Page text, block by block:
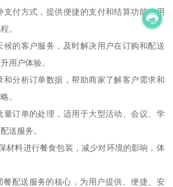
支付方式，提供便捷的支付和结算功能，用
。
候的客户服务，及时解决用户在订购和配送
用户体验。
和分析订单数据，帮助商家了解客户需求和
。
量订单的处理，适用于大型活动、会议、学
送服务。
材料进行餐食包装，减少对环境的影响，体
餐配送服务的核心，为用户提供、便捷、安